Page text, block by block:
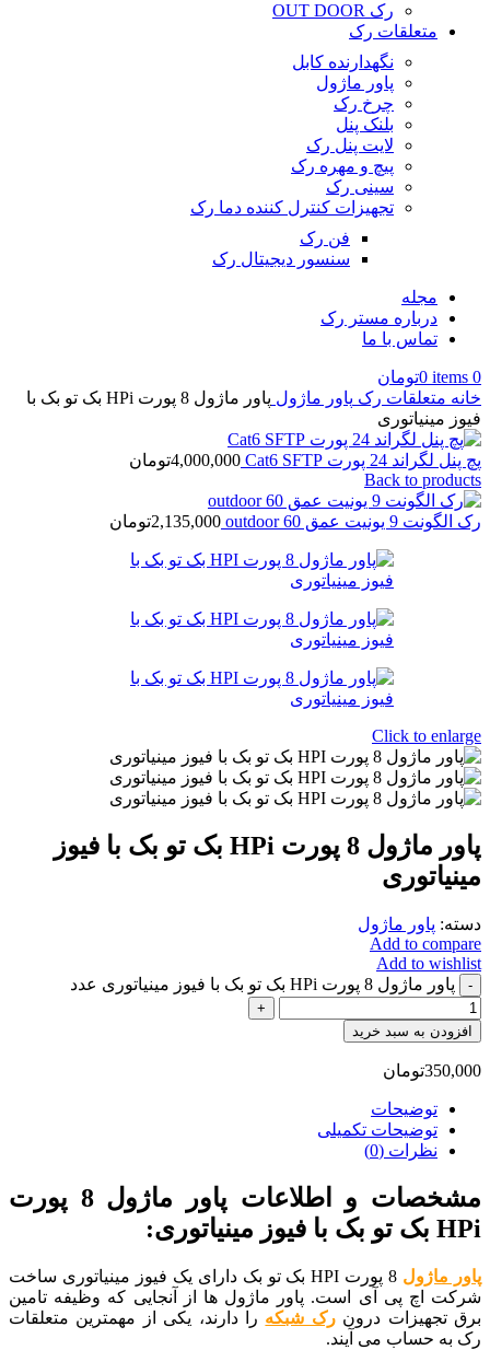
رک OUT DOOR
متعلقات رک
نگهدارنده کابل
پاور ماژول
چرخ رک
بلنک پنل
لایت پنل رک
پیچ و مهره رک
سینی رک
تجهیزات کنترل کننده دما رک
فن رک
سنسور دیجیتال رک
مجله
درباره مستر رک
تماس با ما
0
items
0تومان
خانه متعلقات رک پاور ماژول
پاور ماژول 8 پورت HPi بک تو بک با
فیوز مینیاتوری
پچ پنل لگراند 24 پورت Cat6 SFTP 4,000,000تومان
Back to products
رک الگونت 9 یونیت عمق 60 outdoor 2,135,000تومان
Click to enlarge
پاور ماژول 8 پورت HPi بک تو بک با فیوز
مینیاتوری
دسته: پاور ماژول
Add to compare
Add to wishlist
پاور ماژول 8 پورت HPi بک تو بک با فیوز مینیاتوری عدد
افزودن به سبد خرید
350,000تومان
توضیحات
توضیحات تکمیلی
نظرات (0)
مشخصات و اطلاعات پاور ماژول 8 پورت
HPi بک تو بک با فیوز مینیاتوری:
پاور ماژول
8 پورت HPI بک تو بک دارای یک فیوز مینیاتوری ساخت
شرکت اچ پی آی است. پاور ماژول ها از آنجایی که وظیفه تامین
برق تجهیزات درونرک شبکه را دارند، یکی از مهمترین متعلقات
رک به حساب می آیند.